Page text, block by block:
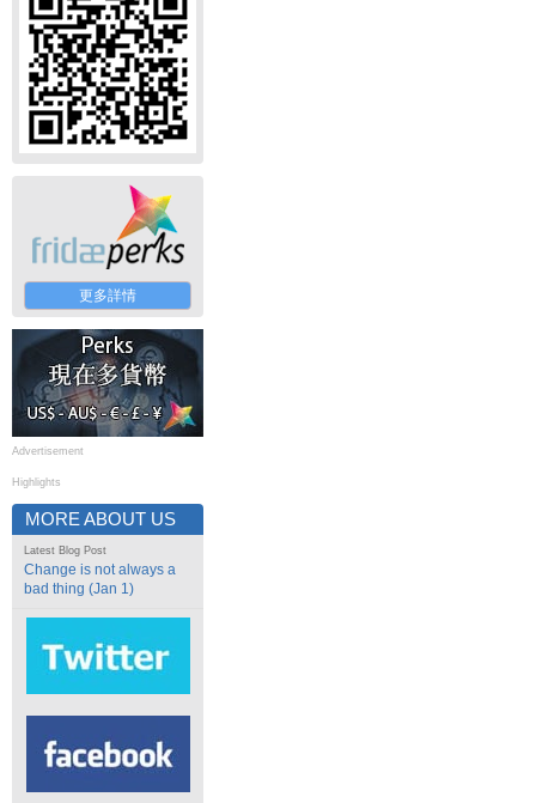
更多詳情
Advertisement
Highlights
MORE ABOUT US
Latest Blog Post
Change is not always a
bad thing (Jan 1)